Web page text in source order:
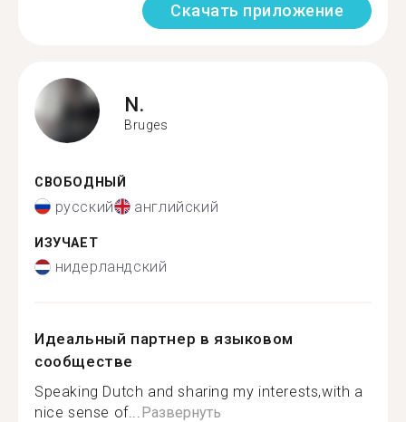
Скачать приложение
N.
Bruges
СВОБОДНЫЙ
русский английский
ИЗУЧАЕТ
нидерландский
Идеальный партнер в языковом
сообществе
Speaking Dutch and sharing my interests,with a
nice sense of...Развернуть